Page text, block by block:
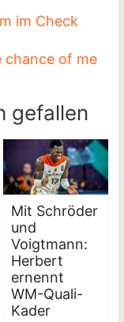
im Check
chance of me
gefallen
Mit Schröder
und
Voigtmann:
Herbert
ernennt
WM-Quali-
Kader